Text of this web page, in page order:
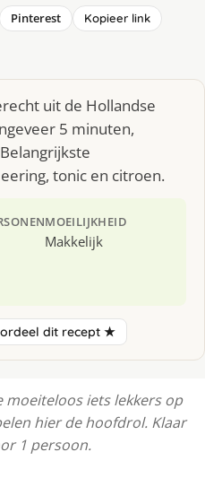
Pinterest
Kopieer link
uit de Hollandse
5 minuten,
tonic en citroen.
MOEILIJKHEID
Makkelijk
dit recept ★
moeiteloos iets lekkers op
hier de hoofdrol. Klaar
1 persoon.